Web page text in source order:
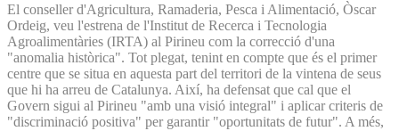
El conseller d'Agricultura, Ramaderia, Pesca i Alimentació, Òscar
Ordeig, veu l'estrena de l'Institut de Recerca i Tecnologia
Agroalimentàries (IRTA) al Pirineu com la correcció d'una
"anomalia històrica". Tot plegat, tenint en compte que és el primer
centre que se situa en aquesta part del territori de la vintena de seus
que hi ha arreu de Catalunya. Així, ha defensat que cal que el
Govern sigui al Pirineu "amb una visió integral" i aplicar criteris de
"discriminació positiva" per garantir "oportunitats de futur". A més,